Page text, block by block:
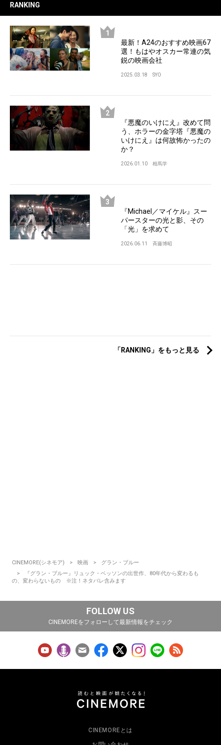
RANKING
最新！A24のおすすめ映画67
選！もはやオスカー常連の気
鋭の映画会社
2025.03.18 SYO
『悪魔のいけにえ』改めて問
う、ホラーの金字塔『悪魔の
いけにえ』は何故怖かったの
か？
2026.01.10 相馬学
『Michael／マイケル』スー
パースターの光と影、その
「光」を求めて
2026.06.11 斉藤博昭
「RANKING」をもっと見る
CINEMORE(シネモア) 映画
グラン・ブルー
『グラン・ブルー』リュック・ベッソンの出世作、80年代から変わるも
の、変わらないもの ※注！ネタバレ含みます
FOLLOW US
CINEMOREをフォローして最新情報をチェック
CINEMOREとは